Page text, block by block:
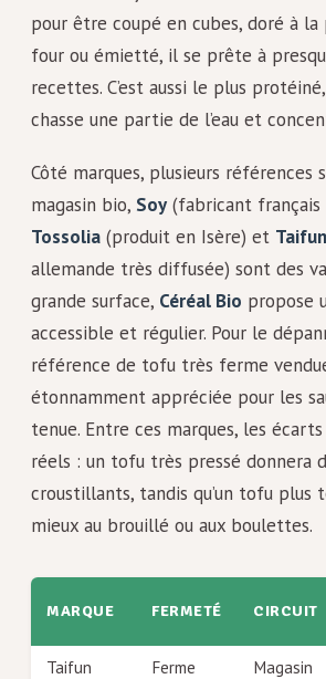
pour être coupé en cubes, doré à
four ou émietté, il se prête à
recettes. C’est aussi le plus
chasse une partie de l’eau et
Côté marques, plusieurs références
magasin bio, Soy (fabricant français
Tossolia (produit en Isère) et Taifun
allemande très diffusée) sont des
grande surface, Céréal Bio propose
accessible et régulier. Pour le
référence de tofu très ferme
étonnamment appréciée pour les
tenue. Entre ces marques, les
réels : un tofu très pressé donnera
croustillants, tandis qu’un tofu plus
mieux au brouillé ou aux boulettes.
MARQUE FERMETÉ CIRCUIT
Taifun
Ferme
Magasin